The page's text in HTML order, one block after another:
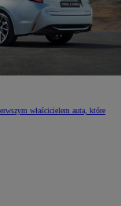
właścicielem auta, które